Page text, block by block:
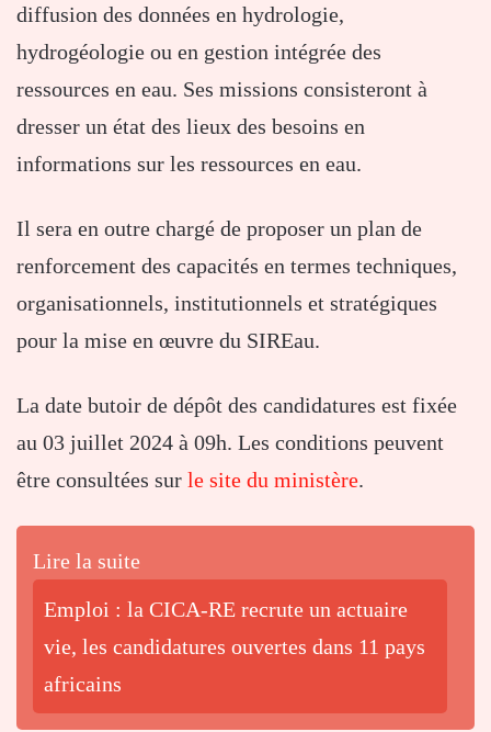
diffusion des données en hydrologie,
hydrogéologie ou en gestion intégrée des
ressources en eau. Ses missions consisteront à
dresser un état des lieux des besoins en
informations sur les ressources en eau.
Il sera en outre chargé de proposer un plan de
renforcement des capacités en termes techniques,
organisationnels, institutionnels et stratégiques
pour la mise en œuvre du SIREau.
La date butoir de dépôt des candidatures est fixée
au 03 juillet 2024 à 09h. Les conditions peuvent
être consultées sur le site du ministère.
Lire la suite
Emploi : la CICA-RE recrute un actuaire
vie, les candidatures ouvertes dans 11 pays
africains